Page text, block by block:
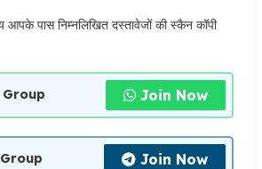
आपके पास निम्नलिखित दस्तावेजों की स्कैन कॉपी
Join Now
Join Now